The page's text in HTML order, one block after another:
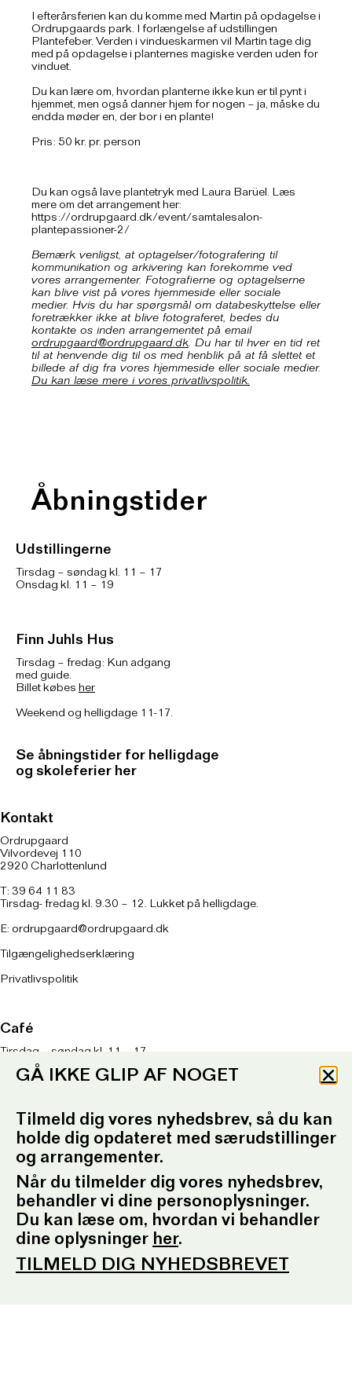
I efterårsferien kan du komme med Martin på opdagelse i
Ordrupgaards park. I forlængelse af udstillingen
Plantefeber. Verden i vindueskarmen vil Martin tage dig
med på opdagelse i planternes magiske verden uden for
vinduet.
Du kan lære om, hvordan planterne ikke kun er til pynt i
hjemmet, men også danner hjem for nogen – ja, måske du
endda møder en, der bor i en plante!
Pris: 50 kr. pr. person
Du kan også lave plantetryk med Laura Barüel. Læs
mere om det arrangement her:
https://ordrupgaard.dk/event/samtalesalon-
plantepassioner-2/
Bemærk venligst, at optagelser/fotografering til
kommunikation og arkivering kan forekomme ved
vores arrangementer. Fotografierne og optagelserne
kan blive vist på vores hjemmeside eller sociale
medier. Hvis du har spørgsmål om databeskyttelse eller
foretrækker ikke at blive fotograferet, bedes du
kontakte os inden arrangementet på email
ordrupgaard@ordrupgaard.dk. Du har til hver en tid ret
til at henvende dig til os med henblik på at få slettet et
billede af dig fra vores hjemmeside eller sociale medier.
Du kan læse mere i vores privatlivspolitik.
Åbningstider
Udstillingerne
Tirsdag – søndag kl. 11 – 17
Onsdag kl. 11 – 19
Finn Juhls Hus
Tirsdag – fredag: Kun adgang
med guide.
Billet købes her
Weekend og helligdage 11-17.
Se åbningstider for helligdage
og skoleferier her
Kontakt
Ordrupgaard
Vilvordevej 110
2920 Charlottenlund
T: 39 64 11 83
Tirsdag- fredag kl. 9.30 – 12. Lukket på helligdage.
E: ordrupgaard@ordrupgaard.dk
Tilgængelighedserklæring
Privatlivspolitik
Café
Tirsdag – søndag kl. 11 – 17
Køkkenet lukker kl. 16
Om caféenher
T: 93 96 99 61
Telefontid: Tirsdag – fredag
kl. 10.30-12.30 og kl. 16.30-17.30
ordrupgaard.mondrups@outlook.dk
Presserum
Pressemeddelelser
GÅ IKKE GLIP AF NOGET
Tilmeld dig vores nyhedsbrev, så du kan
holde dig opdateret med særudstillinger
og arrangementer.
Når du tilmelder dig vores nyhedsbrev,
behandler vi dine personoplysninger.
Du kan læse om, hvordan vi behandler
dine oplysninger her.
TILMELD DIG NYHEDSBREVET